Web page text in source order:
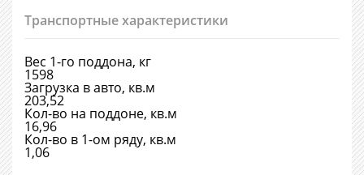
Транспортные характеристики
Вес 1-го поддона, кг
1598
Загрузка в авто, кв.м
203,52
Кол-во на поддоне, кв.м
16,96
Кол-во в 1-ом ряду, кв.м
1,06